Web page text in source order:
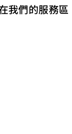
我們的服務區